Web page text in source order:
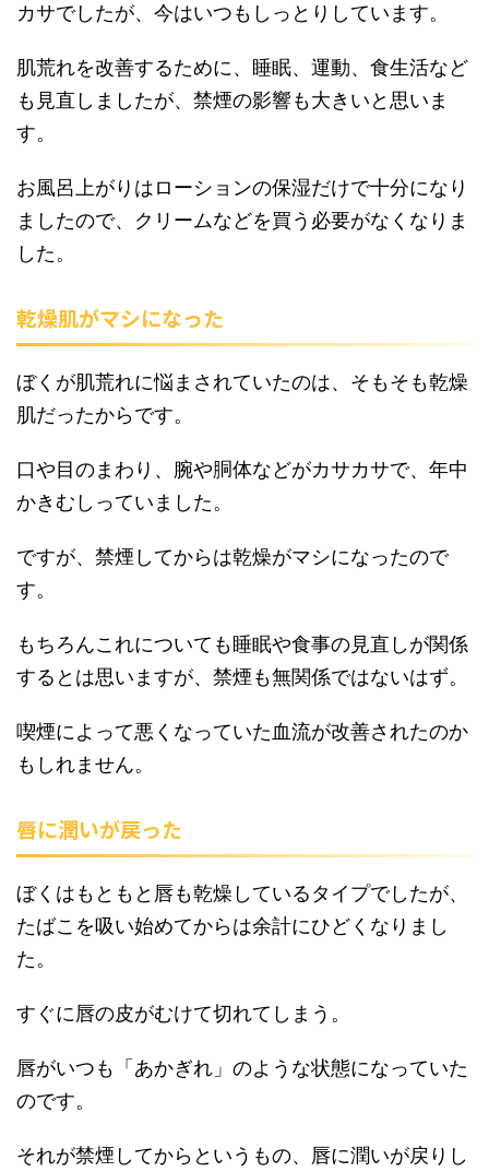
カサでしたが、今はいつもしっとりしています。
肌荒れを改善するために、睡眠、運動、食生活など
も見直しましたが、禁煙の影響も大きいと思いま
す。
お風呂上がりはローションの保湿だけで十分になり
ましたので、クリームなどを買う必要がなくなりま
した。
乾燥肌がマシになった
ぼくが肌荒れに悩まされていたのは、そもそも乾燥
肌だったからです。
口や目のまわり、腕や胴体などがカサカサで、年中
かきむしっていました。
ですが、禁煙してからは乾燥がマシになったので
す。
もちろんこれについても睡眠や食事の見直しが関係
するとは思いますが、禁煙も無関係ではないはず。
喫煙によって悪くなっていた血流が改善されたのか
もしれません。
唇に潤いが戻った
ぼくはもともと唇も乾燥しているタイプでしたが、
たばこを吸い始めてからは余計にひどくなりまし
た。
すぐに唇の皮がむけて切れてしまう。
唇がいつも「あかぎれ」のような状態になっていた
のです。
それが禁煙してからというもの、唇に潤いが戻りし